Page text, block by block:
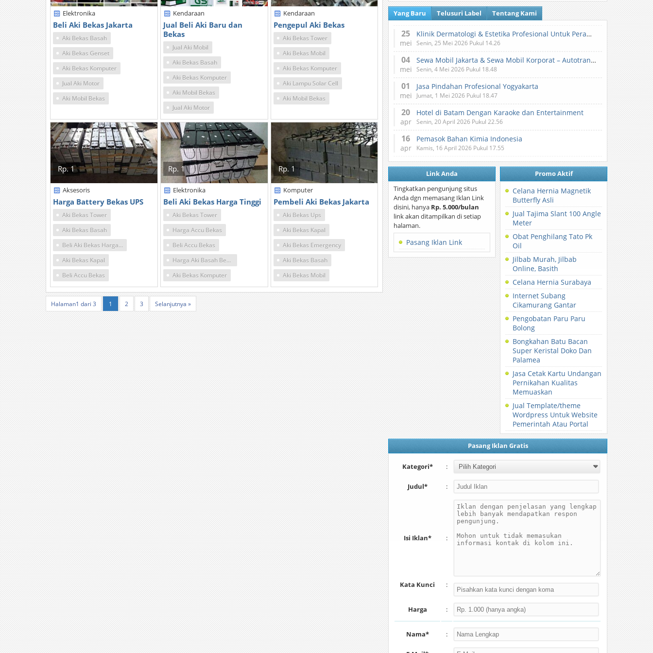
Elektronika
Beli Aki Bekas Jakarta
Aki Bekas Basah
Aki Bekas Genset
Aki Bekas Komputer
Jual Aki Motor
Aki Mobil Bekas
Kendaraan
Jual Beli Aki Baru dan
Bekas
Jual Aki Mobil
Aki Bekas Basah
Aki Bekas Komputer
Aki Mobil Bekas
Jual Aki Motor
Kendaraan
Pengepul Aki Bekas
Aki Bekas Tower
Aki Bekas Mobil
Aki Bekas Komputer
Aki Lampu Solar Cell
Aki Mobil Bekas
Rp. 1
Aksesoris
Harga Battery Bekas UPS
Aki Bekas Tower
Aki Bekas Basah
Beli Aki Bekas Harga Tinggi
Aki Bekas Kapal
Beli Accu Bekas
Rp. 1
Elektronika
Beli Aki Bekas Harga Tinggi
Aki Bekas Tower
Harga Accu Bekas
Beli Accu Bekas
Harga Aki Basah Bekas
Aki Bekas Komputer
Rp. 1
Komputer
Pembeli Aki Bekas Jakarta
Aki Bekas Ups
Aki Bekas Kapal
Aki Bekas Emergency
Aki Bekas Basah
Aki Bekas Mobil
Halaman1 dari 3 1 2 3 Selanjutnya »
Yang Baru Telusuri Label Tentang Kami
25
mei
Klinik Dermatologi & Estetika Profesional Untuk Perawatan Kulit dan Kecantikan
Senin, 25 Mei 2026 Pukul 14.26
04
mei
Sewa Mobil Jakarta & Sewa Mobil Korporat – Autotranz Indonesia
Senin, 4 Mei 2026 Pukul 18.48
01
mei
Jasa Pindahan Profesional Yogyakarta
Jumat, 1 Mei 2026 Pukul 18.47
20
apr
Hotel di Batam Dengan Karaoke dan Entertainment
Senin, 20 April 2026 Pukul 22.56
16
apr
Pemasok Bahan Kimia Indonesia
Kamis, 16 April 2026 Pukul 17.55
Link Anda
Tingkatkan pengunjung situs
Anda dgn memasang Iklan Link
disini, hanya Rp. 5.000/bulan
link akan ditampilkan di setiap
halaman.
Pasang Iklan Link
Promo Aktif
Celana Hernia Magnetik
Butterfly Asli
Jual Tajima Slant 100 Angle
Meter
Obat Penghilang Tato Pk
Oil
Jilbab Murah, Jilbab
Online, Basith
Celana Hernia Surabaya
Internet Subang
Cikamurang Gantar
Pengobatan Paru Paru
Bolong
Bongkahan Batu Bacan
Super Keristal Doko Dan
Palamea
Jasa Cetak Kartu Undangan
Pernikahan Kualitas
Memuaskan
Jual Template/theme
Wordpress Untuk Website
Pemerintah Atau Portal
Pasang Iklan Gratis
Kategori* :
Judul* :
Isi Iklan* :
Kata Kunci :
Harga :
Nama* :